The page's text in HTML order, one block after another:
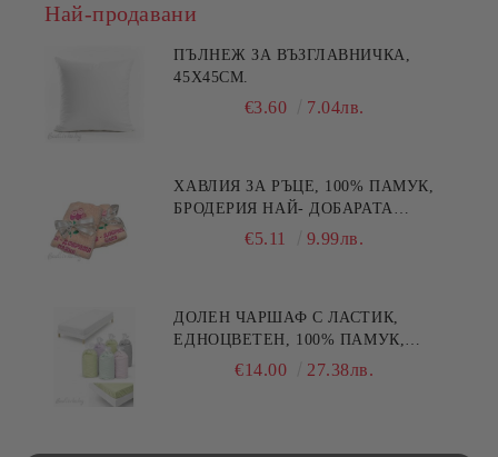
Най-продавани
ПЪЛНЕЖ ЗА ВЪЗГЛАВНИЧКА,
45X45СМ.
€3.60 7.04лв.
ХАВЛИЯ ЗА РЪЦЕ, 100% ПАМУК,
БРОДЕРИЯ НАЙ- ДОБАРАТА
МАЙКА/БАБА , РАЗМЕР:
€5.11 9.99лв.
ДОЛЕН ЧАРШАФ С ЛАСТИК,
ЕДНОЦВЕТЕН, 100% ПАМУК,
РАЗЛИЧНИ РАЗМЕРИ
€14.00 27.38лв.